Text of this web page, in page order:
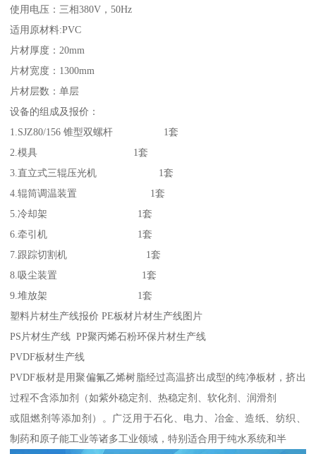
使用电压：三相380V，50Hz
适用原材料:PVC
片材厚度：20mm
片材宽度：1300mm
片材层数：单层
设备的组成及报价：
1.SJZ80/156 锥型双螺杆 1套
2.模具 1套
3.直立式三辊压光机 1套
4.辊筒调温装置 1套
5.冷却架 1套
6.牵引机 1套
7.跟踪切割机 1套
8.吸尘装置 1套
9.堆放架 1套
塑料片材生产线报价 PE板材片材生产线图片
PS片材生产线 PP聚丙烯石粉环保片材生产线
PVDF板材生产线
PVDF板材是用聚偏氟乙烯树脂经过高温挤出成型的纯净板材，挤出
过程不含添加剂（如紫外稳定剂、热稳定剂、软化剂、润滑剂
或阻燃剂等添加剂）。广泛用于石化、电力、冶金、造纸、纺织、
制药和原子能工业等诸多工业领域，特别适合用于纯水系统和半